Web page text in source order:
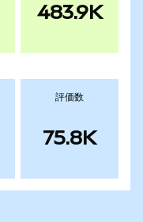
483.9K
評価数
75.8K